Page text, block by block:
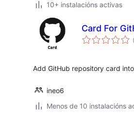
10+ instalacións activas
Card For
Add GitHub repository card
ineo6
Menos de 10 instalacións